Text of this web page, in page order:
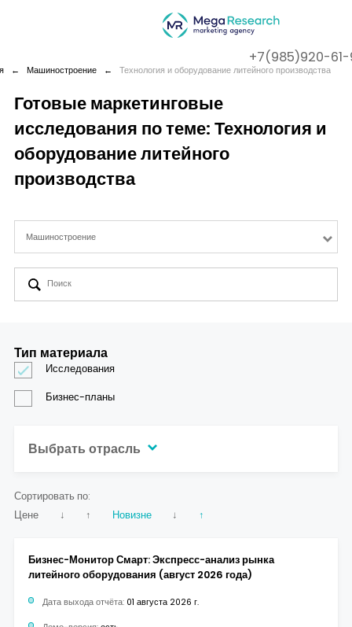
Company
Services
Cases
Contact us
+7(985)920-
← Машиностроение ← Технология и оборудование литейного производства
Готовые маркетинговые
исследования по теме: Технология и
оборудование литейного
производства
Машиностроение
Сортировать по:
Цене
↓ ↑ Новизне ↓ ↑
Бизнес-Монитор Смарт: Экспресс-анализ рынка
литейного оборудования (август 2026 года)
Дата выхода отчёта: 01 августа 2026 г.
Тип материала
Исследования
Бизнес-планы
Выбрать отрасль